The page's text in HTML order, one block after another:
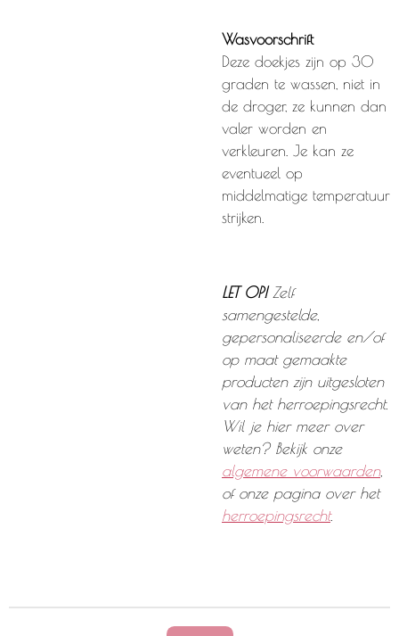
Wasvoorschrift
Deze doekjes zijn op 30
graden te wassen, niet in
de droger, ze kunnen dan
valer worden en
verkleuren. Je kan ze
eventueel op
middelmatige temperatuur
strijken.
LET OP!Zelf
samengestelde,
gepersonaliseerde en/of
op maat gemaakte
producten zijn uitgesloten
van het herroepingsrecht.
Wil je hier meer over
weten? Bekijk onze
algemene voorwaarden,
of onze pagina over het
herroepingsrecht.